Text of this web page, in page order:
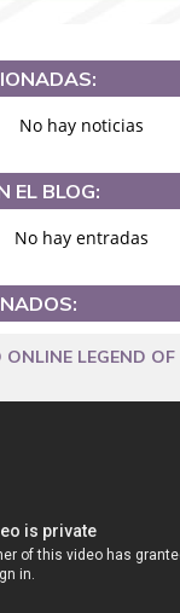
No hay noticias
EL BLOG:
No hay entradas
ONLINE LEGEND